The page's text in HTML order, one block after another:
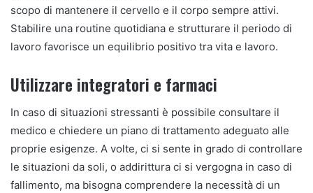
scopo di mantenere il cervello e il corpo sempre attivi.
Stabilire una routine quotidiana e strutturare il periodo di
lavoro favorisce un equilibrio positivo tra vita e lavoro.
Utilizzare integratori e farmaci
In caso di situazioni stressanti è possibile consultare il
medico e chiedere un piano di trattamento adeguato alle
proprie esigenze. A volte, ci si sente in grado di controllare
le situazioni da soli, o addirittura ci si vergogna in caso di
fallimento, ma bisogna comprendere la necessità di un